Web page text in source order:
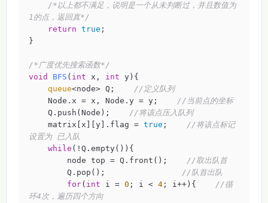
/*以上都不满足，说明是一个从未判断过，并且数值为
1的点，返回真*/
return true ;
}
/*广度优先搜索函数*/
void
BFS ( int x, int y) {
queue<node> Q; //定义队列
Node.x = x, Node.y = y; //当前点的坐标
Q.push(Node); //将该点压入队列
matrix[x][y].flag = true ; //将该点标记
设置为 已入队
while (!Q.empty()){
node top = Q.front(); //取出队首
Q.pop(); //队首出队
for( int i = 0 ; i < 4; i++){ //循
环4次，遍历四个方向